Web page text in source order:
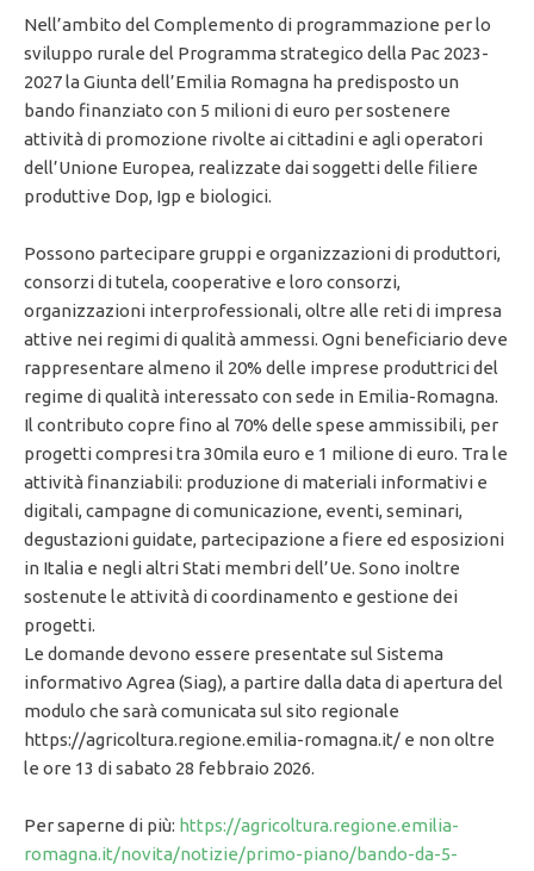
Nell’ambito del Complemento di programmazione per lo
sviluppo rurale del Programma strategico della Pac 2023-
2027 la Giunta dell’Emilia Romagna ha predisposto un
bando finanziato con 5 milioni di euro per sostenere
attività di promozione rivolte ai cittadini e agli operatori
dell’Unione Europea, realizzate dai soggetti delle filiere
produttive Dop, Igp e biologici.
Possono partecipare gruppi e organizzazioni di produttori,
consorzi di tutela, cooperative e loro consorzi,
organizzazioni interprofessionali, oltre alle reti di impresa
attive nei regimi di qualità ammessi. Ogni beneficiario deve
rappresentare almeno il 20% delle imprese produttrici del
regime di qualità interessato con sede in Emilia-Romagna.
Il contributo copre fino al 70% delle spese ammissibili, per
progetti compresi tra 30mila euro e 1 milione di euro. Tra le
attività finanziabili: produzione di materiali informativi e
digitali, campagne di comunicazione, eventi, seminari,
degustazioni guidate, partecipazione a fiere ed esposizioni
in Italia e negli altri Stati membri dell’Ue. Sono inoltre
sostenute le attività di coordinamento e gestione dei
progetti.
Le domande devono essere presentate sul Sistema
informativo Agrea (Siag), a partire dalla data di apertura del
modulo che sarà comunicata sul sito regionale
https://agricoltura.regione.emilia-romagna.it/ e non oltre
le ore 13 di sabato 28 febbraio 2026.
Per saperne di più: https://agricoltura.regione.emilia-
romagna.it/novita/notizie/primo-piano/bando-da-5-